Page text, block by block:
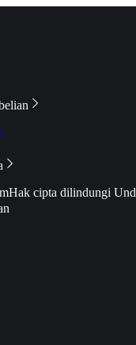
Hak cipta dilindungi